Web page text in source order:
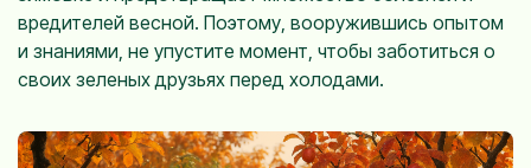
вредителей весной. Поэтому, вооружившись опытом
и знаниями, не упустите момент, чтобы заботиться о
своих зеленых друзьях перед холодами.